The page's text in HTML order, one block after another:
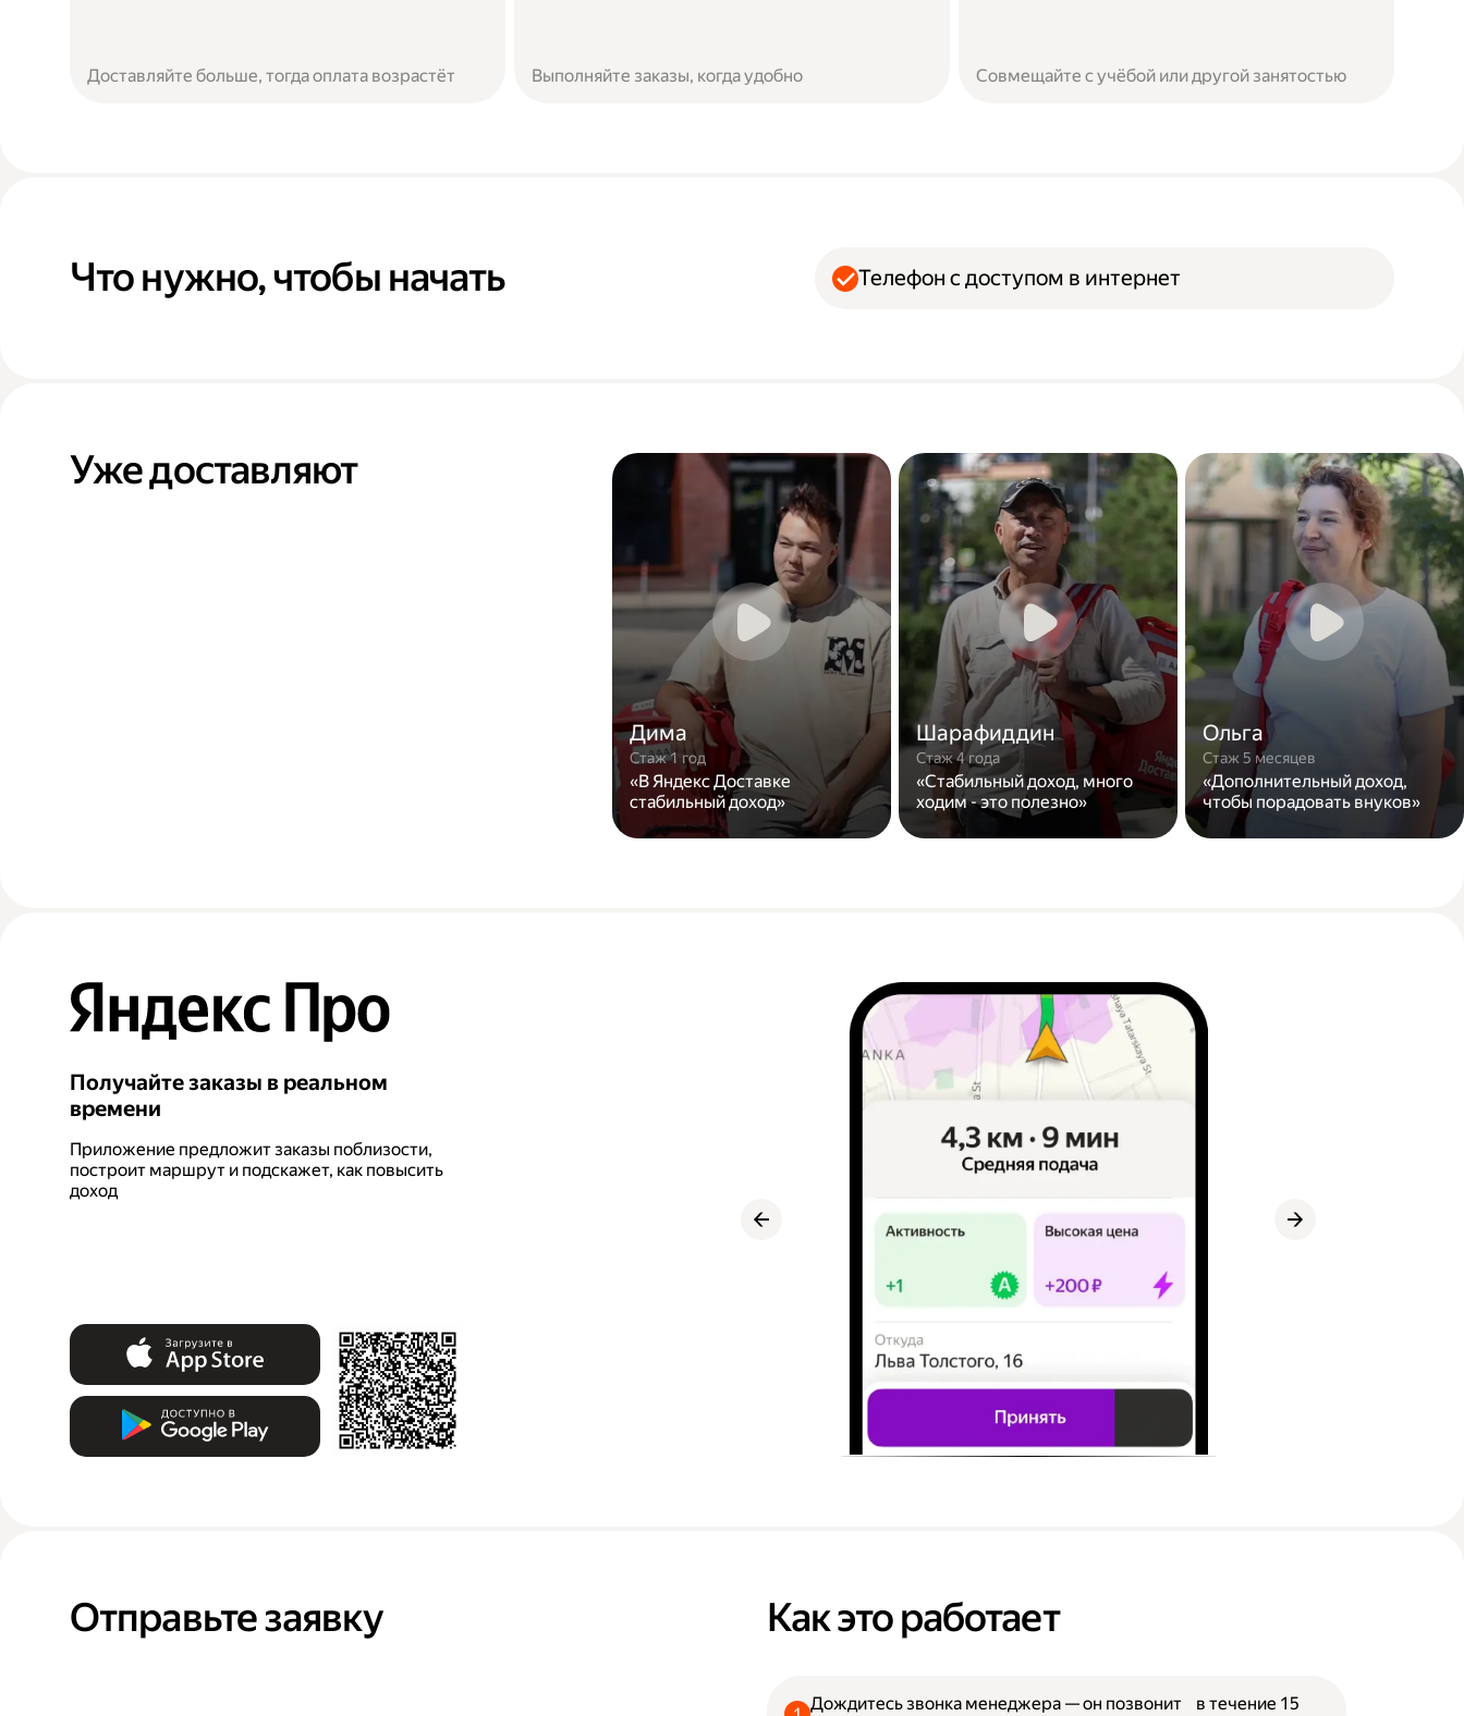
Доставляйте больше, тогда оплата возрастёт Выполняйте заказы, когда удобно Совмещайте с учёбой или другой занятостью
Что нужно, чтобы начать Телефон с доступом в интернет
Уже доставляют
Дима
Стаж 1 год
«В Яндекс Доставке
стабильный доход»
Шарафиддин
Стаж 4 года
«Стабильный доход, много
ходим - это полезно»
Ольга
Стаж 5 месяцев
«Дополнительный доход,
чтобы порадовать внуков»
Получайте заказы в реальном
времени
Приложение предложит заказы поблизости,
построит маршрут и подскажет, как повысить
доход
Отправьте заявку Как это работает
Дождитесь звонка менеджера — он позвонит в течение 15